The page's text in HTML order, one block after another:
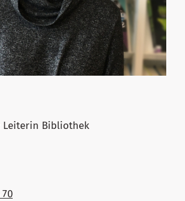
Leiterin Bibliothek
70